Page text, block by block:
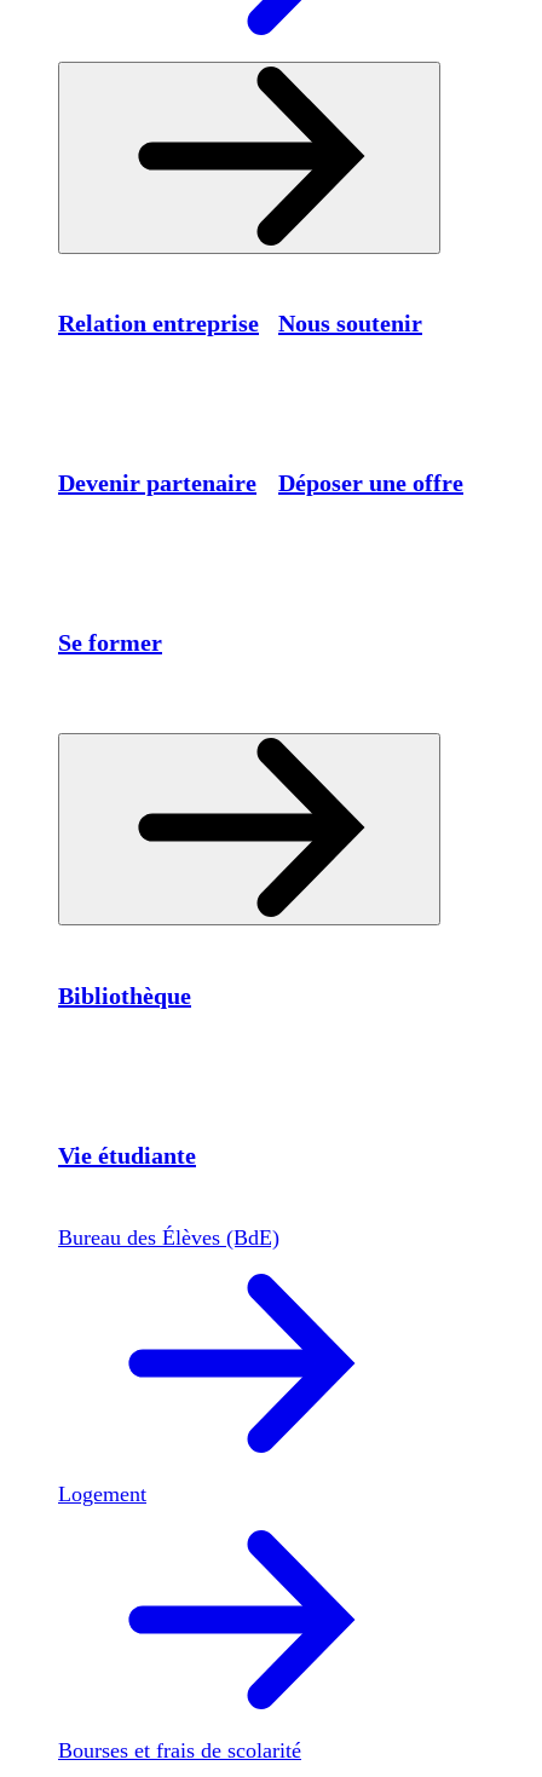
Relation entreprise Nous soutenir
Devenir partenaire Déposer une offre
Se former
Bibliothèque
Vie étudiante
Bureau des Élèves (BdE)
Logement
Bourses et frais de scolarité